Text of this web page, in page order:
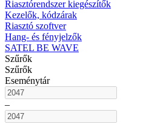
Riasztórendszer kiegészítők
Kezelők, kódzárak
Riasztó szoftver
Hang- és fényjelzők
SATEL BE WAVE
Szűrők
Szűrők
Eseménytár
–